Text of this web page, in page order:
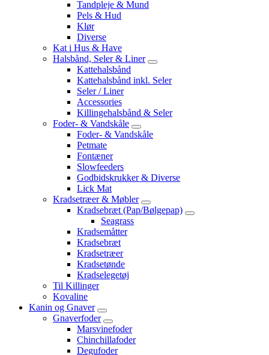
Tandpleje & Mund
Pels & Hud
Klør
Diverse
Kat i Hus & Have
Halsbånd, Seler & Liner
Kattehalsbånd
Kattehalsbånd inkl. Seler
Seler / Liner
Accessories
Killingehalsbånd & Seler
Foder- & Vandskåle
Foder- & Vandskåle
Petmate
Fontæner
Slowfeeders
Godbidskrukker & Diverse
Lick Mat
Kradsetræer & Møbler
Kradsebræt (Pap/Bølgepap)
Seagrass
Kradsemåtter
Kradsebræt
Kradsetræer
Kradsetønde
Kradselegetøj
Til Killinger
Kovaline
Kanin og Gnaver
Gnaverfoder
Marsvinefoder
Chinchillafoder
Degufoder